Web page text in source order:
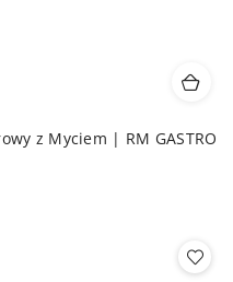
z Myciem | RM GASTRO